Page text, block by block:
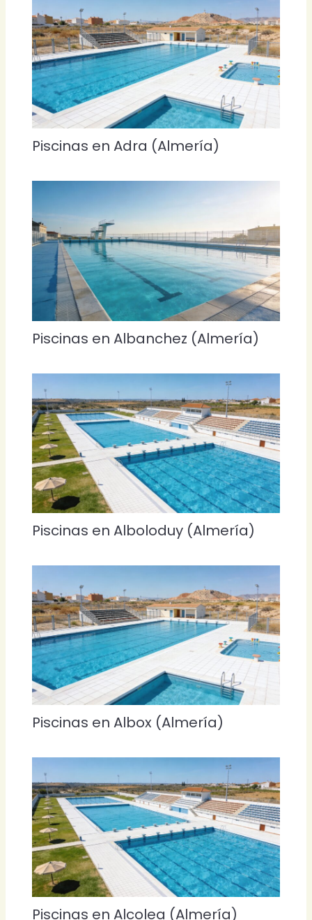
Piscinas en Adra (Almería)
Piscinas en Albanchez (Almería)
Piscinas en Alboloduy (Almería)
Piscinas en Albox (Almería)
Piscinas en Alcolea (Almería)